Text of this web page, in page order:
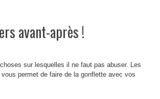
avant-après !
sur lesquelles il ne faut pas abuser. Les
permet de faire de la gonflette avec vos